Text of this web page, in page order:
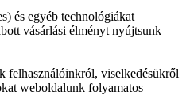
és egyéb technológiákat
vásárlási élményt nyújtsunk
felhasználóinkról, viselkedésükről
weboldalunk folyamatos